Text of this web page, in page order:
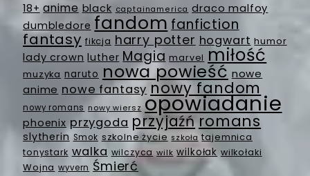
18+ anime black captainamerica draco malfoy
dumbledore fandom fanfiction
fantasy fikcja harry potter hogwart humor
lady crown luther Magia marvel miłość
muzyka naruto nowa powieść nowe
anime nowe fantasy nowy fandom
nowy romans nowy wiersz opowiadanie
phoenix przygoda przyjaźń romans
slytherin Smok szkolne życie szkoła tajemnica
tonystark walka wilczyca wilk wilkołak wilkołaki
Wojna wyvern Śmierć